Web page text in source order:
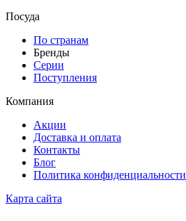
Посуда
По странам
Бренды
Серии
Поступления
Компания
Акции
Доставка и оплата
Контакты
Блог
Политика конфиденциальности
Карта сайта